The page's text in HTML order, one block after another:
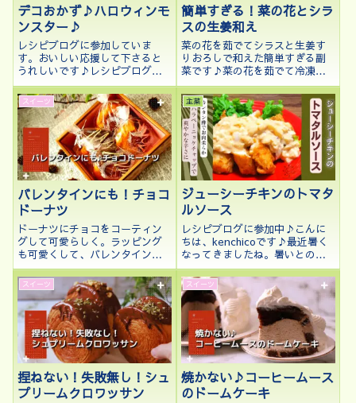
デコおかず♪ハロウィンモ
ンスター♪
レシピブログに参加していま
す。おいしい応援して下さると
うれしいです♪レシピブログに
参加中♪こんにちは、kenchico
です♪10月ももう中盤。ハロウ
ィンも近づいてきましたね。今
回はCOOKPADのハロウィン特
別企画に応募したデコおかずの
レシ...
簡単すぎる！菜の花とシラ
スの生姜和え
菜の花を茹でてシラスと生姜す
りおろしで和えた簡単すぎる副
菜です♪菜の花を茹でて冷凍し
たものを使ってもOK！
スイーツ
バレンタインにも！チョコ
ドーナツ
ドーナツにチョコをコーティン
グして可愛らしく。ラッピング
も可愛くして、バレンタインや
贈り物にもピッタリ♪
主菜
ジューシーチキンのトマタ
ルソース
レシピブログに参加中♪こんに
ちは、kenchicoです♪最近暑く
なってきましたね。暑いとのど
が渇くのでジューシーなものが
食べたい！そんな衝動にかられ
ます。そこで、今回は鶏むね肉
をお酢の力で柔らかくジューシ
ーに揚げてピリ辛のトマト味の
タルタル...
スイーツ
捏ねない！失敗無し！シュ
プリームクロワッサン
スイーツ
焼かない♪コーヒームース
のドームケーキ